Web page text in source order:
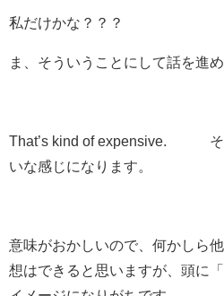
私だけかな？？？
ま、そういうことにして話を進め
That’s kind of expensive.
いな感じになります。
意味がおかしいので、何かしら
想はできると思いますが、頭に